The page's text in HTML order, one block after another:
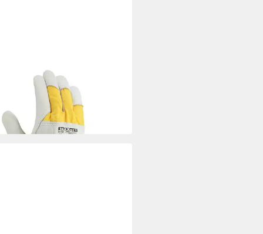
Arbeitshandschuhe texxor
Himalaya 2
€
Werktagen bei dir